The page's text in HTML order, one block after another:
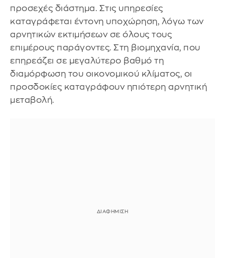
προσεχές διάστημα. Στις υπηρεσίες
καταγράφεται έντονη υποχώρηση, λόγω των
αρνητικών εκτιμήσεων σε όλους τους
επιμέρους παράγοντες. Στη βιομηχανία, που
επηρεάζει σε μεγαλύτερο βαθμό τη
διαμόρφωση του οικονομικού κλίματος, οι
προσδοκίες καταγράφουν ηπιότερη αρνητική
μεταβολή.